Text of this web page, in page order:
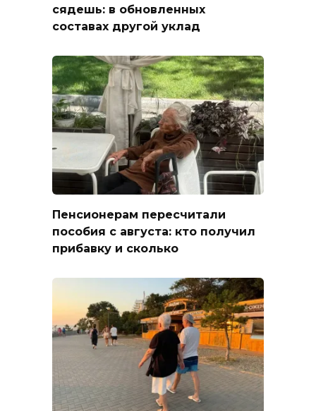
сядешь: в обновленных
составах другой уклад
Пенсионерам пересчитали
пособия с августа: кто получил
прибавку и сколько